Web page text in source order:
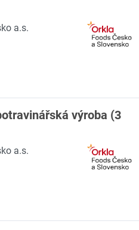
a.s.
výroba (3
a.s.